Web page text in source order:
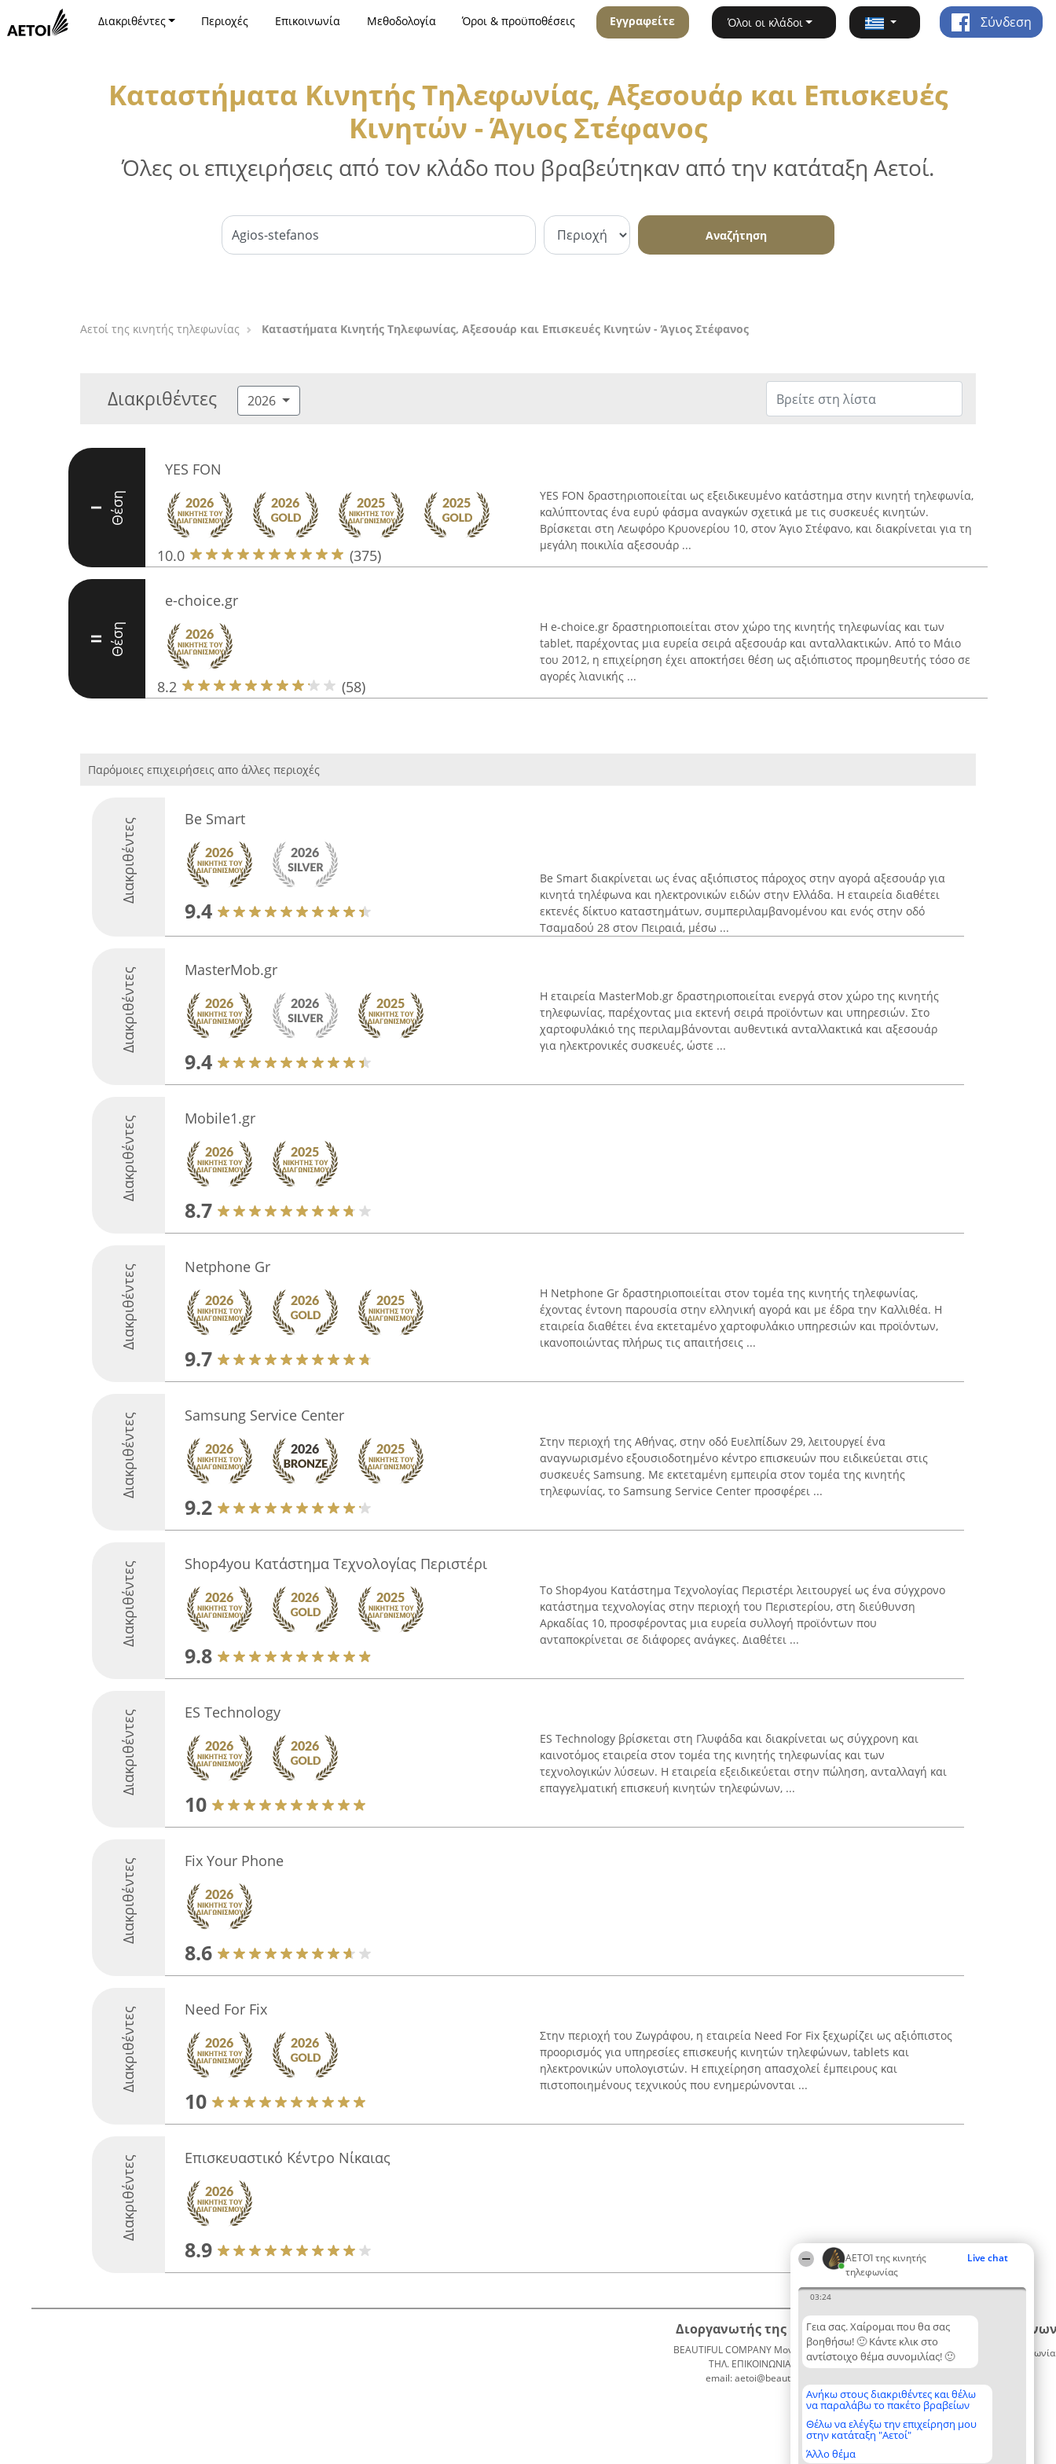
ΑΕΤΟΊ της κινητής
τηλεφωνίας
Live chat
03:24
Γεια σας. Χαίρομαι που θα σας
βοηθήσω! 🙂 Κάντε κλικ στο
αντίστοιχο θέμα συνομιλίας! 🙂
Ανήκω στους διακριθέντες και θέλω
να παραλάβω το πακέτο βραβείων
Θέλω να ελέγξω την επιχείρηση μου
στην κατάταξη "Αετοί"
Άλλο θέμα
Διακριθέντες Περιοχές Επικοινωνία Μεθοδολογία Όροι & προϋποθέσεις Εγγραφείτε Όλοι οι κλάδοι Σύνδεση
Καταστήματα Κινητής Τηλεφωνίας, Αξεσουάρ και Επισκευές
Κινητών - Άγιος Στέφανος
Όλες οι επιχειρήσεις από τον κλάδο που βραβεύτηκαν από την κατάταξη Αετοί.
Αναζήτηση
Αετοί της κινητής τηλεφωνίας Καταστήματα Κινητής Τηλεφωνίας, Αξεσουάρ και Επισκευές Κινητών - Άγιος Στέφανος
Διακριθέντες 2026
I Θέση
YES FON
10.0 (375)
YES FON δραστηριοποιείται ως εξειδικευμένο κατάστημα στην κινητή τηλεφωνία,
καλύπτοντας ένα ευρύ φάσμα αναγκών σχετικά με τις συσκευές κινητών.
Βρίσκεται στη Λεωφόρο Κρυονερίου 10, στον Άγιο Στέφανο, και διακρίνεται για τη
μεγάλη ποικιλία αξεσουάρ ...
II Θέση
e-choice.gr
8.2 (58)
Η e-choice.gr δραστηριοποιείται στον χώρο της κινητής τηλεφωνίας και των
tablet, παρέχοντας μια ευρεία σειρά αξεσουάρ και ανταλλακτικών. Από το Μάιο
του 2012, η επιχείρηση έχει αποκτήσει θέση ως αξιόπιστος προμηθευτής τόσο σε
αγορές λιανικής ...
Παρόμοιες επιχειρήσεις απο άλλες περιοχές
Διακριθέντες Be Smart
9.4
Be Smart διακρίνεται ως ένας αξιόπιστος πάροχος στην αγορά αξεσουάρ για
κινητά τηλέφωνα και ηλεκτρονικών ειδών στην Ελλάδα. Η εταιρεία διαθέτει
εκτενές δίκτυο καταστημάτων, συμπεριλαμβανομένου και ενός στην οδό
Τσαμαδού 28 στον Πειραιά, μέσω ...
Διακριθέντες MasterMob.gr
9.4
Η εταιρεία MasterMob.gr δραστηριοποιείται ενεργά στον χώρο της κινητής
τηλεφωνίας, παρέχοντας μια εκτενή σειρά προϊόντων και υπηρεσιών. Στο
χαρτοφυλάκιό της περιλαμβάνονται αυθεντικά ανταλλακτικά και αξεσουάρ
για ηλεκτρονικές συσκευές, ώστε ...
Διακριθέντες Mobile1.gr
8.7
Διακριθέντες Netphone Gr
9.7
Η Netphone Gr δραστηριοποιείται στον τομέα της κινητής τηλεφωνίας,
έχοντας έντονη παρουσία στην ελληνική αγορά και με έδρα την Καλλιθέα. Η
εταιρεία διαθέτει ένα εκτεταμένο χαρτοφυλάκιο υπηρεσιών και προϊόντων,
ικανοποιώντας πλήρως τις απαιτήσεις ...
Διακριθέντες Samsung Service Center
9.2
Στην περιοχή της Αθήνας, στην οδό Ευελπίδων 29, λειτουργεί ένα
αναγνωρισμένο εξουσιοδοτημένο κέντρο επισκευών που ειδικεύεται στις
συσκευές Samsung. Με εκτεταμένη εμπειρία στον τομέα της κινητής
τηλεφωνίας, το Samsung Service Center προσφέρει ...
Διακριθέντες Shop4you Κατάστημα Τεχνολογίας Περιστέρι
9.8
Το Shop4you Κατάστημα Τεχνολογίας Περιστέρι λειτουργεί ως ένα σύγχρονο
κατάστημα τεχνολογίας στην περιοχή του Περιστερίου, στη διεύθυνση
Αρκαδίας 10, προσφέροντας μια ευρεία συλλογή προϊόντων που
ανταποκρίνεται σε διάφορες ανάγκες. Διαθέτει ...
Διακριθέντες ES Technology
10
ES Technology βρίσκεται στη Γλυφάδα και διακρίνεται ως σύγχρονη και
καινοτόμος εταιρεία στον τομέα της κινητής τηλεφωνίας και των
τεχνολογικών λύσεων. Η εταιρεία εξειδικεύεται στην πώληση, ανταλλαγή και
επαγγελματική επισκευή κινητών τηλεφώνων, ...
Διακριθέντες Fix Your Phone
8.6
Διακριθέντες Need For Fix
10
Στην περιοχή του Ζωγράφου, η εταιρεία Need For Fix ξεχωρίζει ως αξιόπιστος
προορισμός για υπηρεσίες επισκευής κινητών τηλεφώνων, tablets και
ηλεκτρονικών υπολογιστών. Η επιχείρηση απασχολεί έμπειρους και
πιστοποιημένους τεχνικούς που ενημερώνονται ...
Διακριθέντες Επισκευαστικό Κέντρο Νίκαιας
8.9
Διοργανωτής της κατάταξης
BEAUTIFUL COMPANY Μονοπρόσωπη ΙΚΕ
ΤΗΛ. ΕΠΙΚΟΙΝΩΝΙΑΣ: 2104128019
email: aetoi@beautifulcompany.co
Κατάταξη
Διακριθέντες
Λίστα
διακριθέντων
Μεθοδολογία
Όροι &
προϋποθέσεις
Επικοινωνία